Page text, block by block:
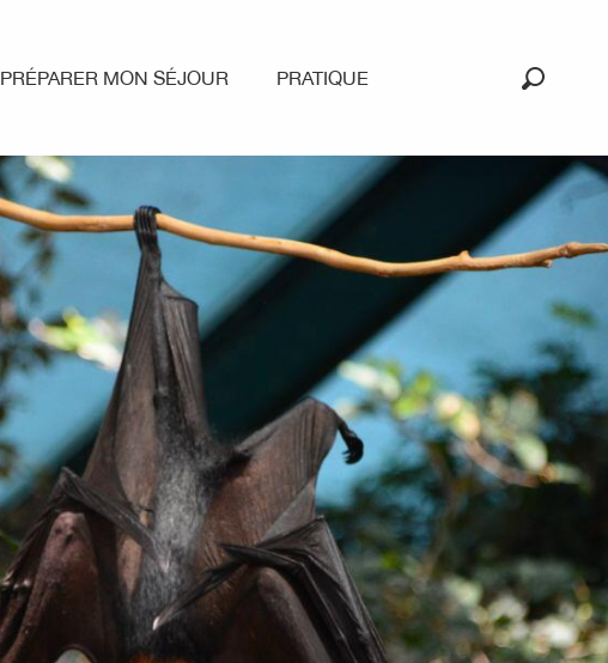
PRÉPARER MON SÉJOUR PRATIQUE